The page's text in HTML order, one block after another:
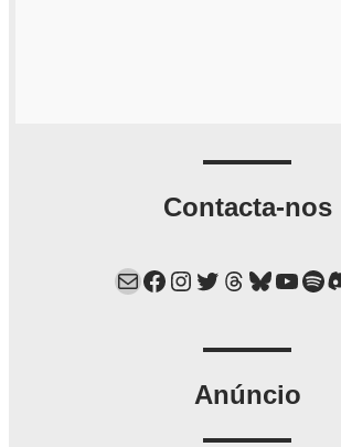
Contacta-nos
Mail Facebook Instagram Twitter Threads Bluesky YouTube Spotify Discord
Anúncio